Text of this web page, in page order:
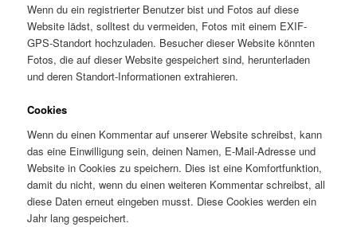
Wenn du ein registrierter Benutzer bist und Fotos auf diese
Website lädst, solltest du vermeiden, Fotos mit einem EXIF-
GPS-Standort hochzuladen. Besucher dieser Website könnten
Fotos, die auf dieser Website gespeichert sind, herunterladen
und deren Standort-Informationen extrahieren.
Cookies
Wenn du einen Kommentar auf unserer Website schreibst, kann
das eine Einwilligung sein, deinen Namen, E-Mail-Adresse und
Website in Cookies zu speichern. Dies ist eine Komfortfunktion,
damit du nicht, wenn du einen weiteren Kommentar schreibst, all
diese Daten erneut eingeben musst. Diese Cookies werden ein
Jahr lang gespeichert.